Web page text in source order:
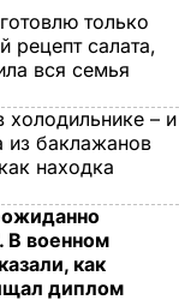
только
рецепт салата,
вся семья
холодильнике – и
из баклажанов
находка
В военном
как
диплом